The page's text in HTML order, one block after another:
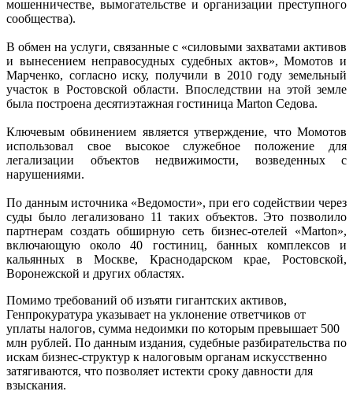
мошенничестве, вымогательстве и организации преступного
сообщества).
В обмен на услуги, связанные с «силовыми захватами активов
и вынесением неправосудных судебных актов», Момотов и
Марченко, согласно иску, получили в 2010 году земельный
участок в Ростовской области. Впоследствии на этой земле
была построена десятиэтажная гостиница Marton Седова.
Ключевым обвинением является утверждение, что Момотов
использовал свое высокое служебное положение для
легализации объектов недвижимости, возведенных с
нарушениями.
По данным источника «Ведомости», при его содействии через
суды было легализовано 11 таких объектов. Это позволило
партнерам создать обширную сеть бизнес-отелей «Marton»,
включающую около 40 гостиниц, банных комплексов и
кальянных в Москве, Краснодарском крае, Ростовской,
Воронежской и других областях.
Помимо требований об изъяти гигантских активов,
Генпрокуратура указывает на уклонение ответчиков от
уплаты налогов, сумма недоимки по которым превышает 500
млн рублей. По данным издания, судебные разбирательства по
искам бизнес-структур к налоговым органам искусственно
затягиваются, что позволяет истекти сроку давности для
взыскания.